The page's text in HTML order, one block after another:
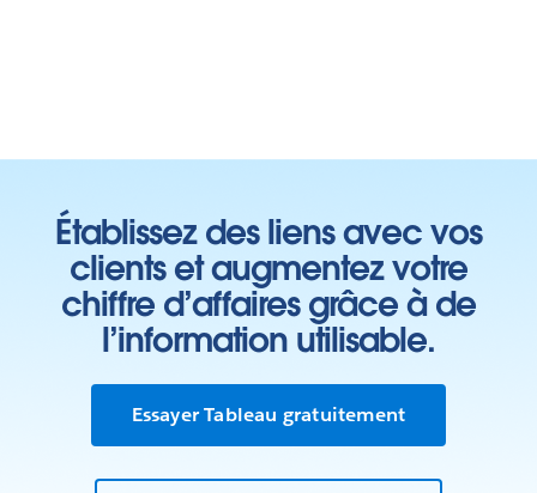
Établissez des liens avec vos
clients et augmentez votre
chiffre d’affaires grâce à de
l’information utilisable.
Essayer Tableau gratuitement